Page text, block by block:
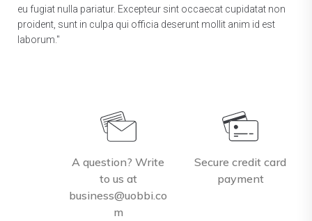
eu fugiat nulla pariatur. Excepteur sint occaecat cupidatat non
proident, sunt in culpa qui officia deserunt mollit anim id est
laborum."
A question? Write
to us at
business@uobbi.co
m
Secure credit card
payment